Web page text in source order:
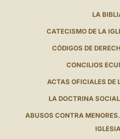
LA
CATECISMO DE LA
CÓDIGOS DE
CONCILIOS
ACTAS OFICIALES DE
LA DOCTRINA
ABUSOS CONTRA